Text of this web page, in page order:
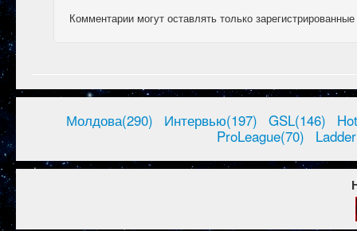
Комментарии могут оставлять только
Молдова(290) Интервью(197) GSL(146)
ProLeague(70)